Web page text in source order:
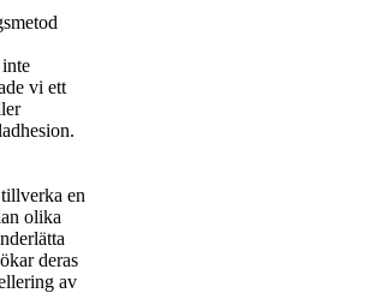
vi ett
en
olika
deras
av